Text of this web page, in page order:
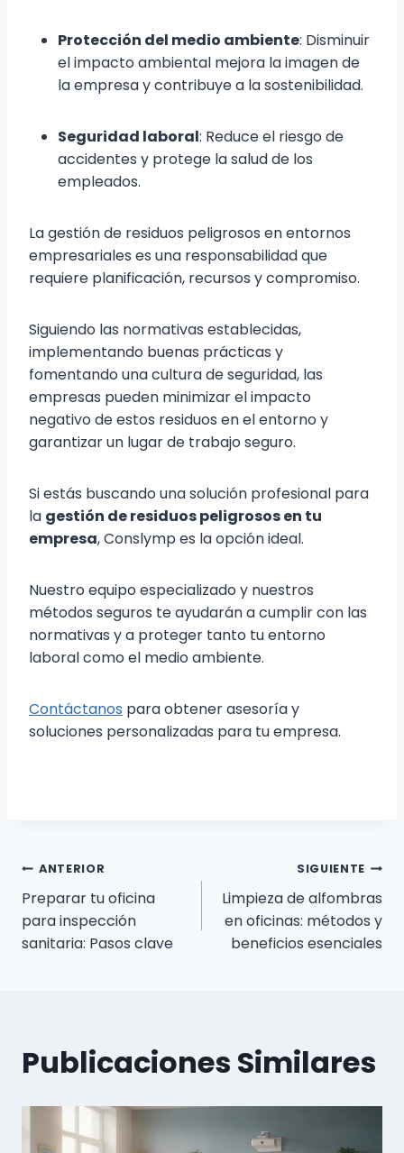
Protección del medio ambiente: Disminuir
el impacto ambiental mejora la imagen de
la empresa y contribuye a la sostenibilidad.
Seguridad laboral: Reduce el riesgo de
accidentes y protege la salud de los
empleados.
La gestión de residuos peligrosos en entornos
empresariales es una responsabilidad que
requiere planificación, recursos y compromiso.
Siguiendo las normativas establecidas,
implementando buenas prácticas y
fomentando una cultura de seguridad, las
empresas pueden minimizar el impacto
negativo de estos residuos en el entorno y
garantizar un lugar de trabajo seguro.
Si estás buscando una solución profesional para
la gestión de residuos peligrosos en tu
empresa, Conslymp es la opción ideal.
Nuestro equipo especializado y nuestros
métodos seguros te ayudarán a cumplir con las
normativas y a proteger tanto tu entorno
laboral como el medio ambiente.
Contáctanos para obtener asesoría y
soluciones personalizadas para tu empresa.
Navegación
de
ANTERIOR
Preparar tu oficina
para inspección
sanitaria: Pasos clave
SIGUIENTE
Limpieza de alfombras
en oficinas: métodos y
beneficios esenciales
Publicaciones Similares